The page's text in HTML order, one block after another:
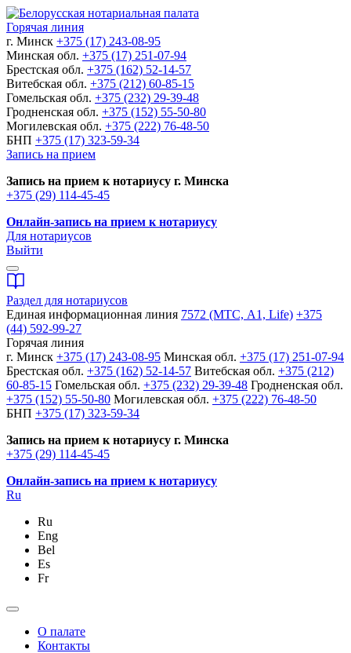
Горячая линия
г. Минск +375 (17) 243-08-95
Минская обл. +375 (17) 251-07-94
Брестская обл. +375 (162) 52-14-57
Витебская обл. +375 (212) 60-85-15
Гомельская обл. +375 (232) 29-39-48
Гродненская обл. +375 (152) 55-50-80
Могилевская обл. +375 (222) 76-48-50
БНП +375 (17) 323-59-34
Запись на прием
Запись на прием к нотариусу г. Минска
+375 (29) 114-45-45
Онлайн-запись на прием к нотариусу
Для нотариусов
Выйти
Раздел для нотариусов
Единая информационная линия 7572 (МТС, A1, Life) +375
(44) 592-99-27
Горячая линия
г. Минск +375 (17) 243-08-95 Минская обл. +375 (17) 251-07-94
Брестская обл. +375 (162) 52-14-57 Витебская обл. +375 (212)
60-85-15 Гомельская обл. +375 (232) 29-39-48 Гродненская обл.
+375 (152) 55-50-80 Могилевская обл. +375 (222) 76-48-50
БНП +375 (17) 323-59-34
Запись на прием к нотариусу г. Минска
+375 (29) 114-45-45
Онлайн-запись на прием к нотариусу
Ru
Ru
Eng
Bel
Es
Fr
О палате
Контакты